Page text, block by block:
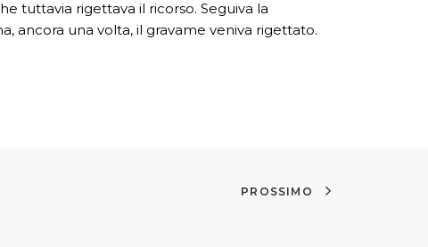
tuttavia rigettava il ricorso. Seguiva la
ancora una volta, il gravame veniva rigettato.
PROSSIMO